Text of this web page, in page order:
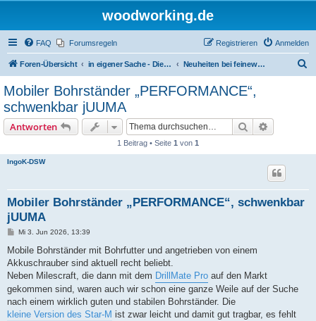
woodworking.de
FAQ Forumsregeln Anmelden
Registrieren
Foren-Übersicht in eigener Sache - Dieter Schmid Werkzeuge GmbH Neuheiten bei feinewerkzeuge.de
Mobiler Bohrständer „PERFORMANCE“,
schwenkbar jUUMA
Antworten Suche
1 Beitrag • Seite 1 von 1
IngoK-DSW
Mobiler Bohrständer „PERFORMANCE“, schwenkbar
jUUMA
B
i
r
a
Mi 3. Jun 2026, 13:39
Mobile Bohrständer mit Bohrfutter und angetrieben von einem
Akkuschrauber sind aktuell recht beliebt.
Neben Milescraft, die dann mit dem DrillMate Pro auf den Markt
gekommen sind, waren auch wir schon eine ganze Weile auf der Suche
nach einem wirklich guten und stabilen Bohrständer. Die
kleine Version des Star-M ist zwar leicht und damit gut tragbar, es fehlt